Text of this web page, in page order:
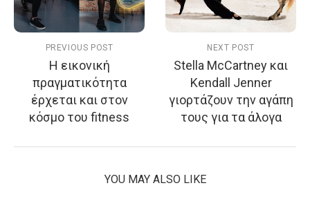
PREVIOUS POST
Η εικονική
πραγματικότητα
έρχεται και στον
κόσμο του fitness
NEXT POST
Stella McCartney και
Kendall Jenner
γιορτάζουν την αγάπη
τους για τα άλογα
YOU MAY ALSO LIKE